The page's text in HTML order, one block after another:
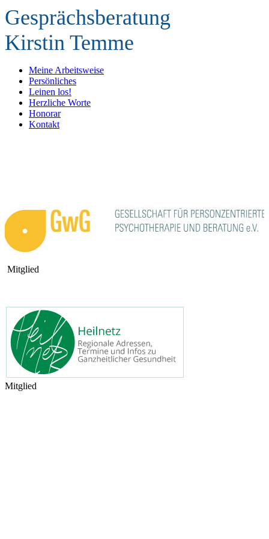
Gesprächsberatung
Kirstin Temme
Meine Arbeitsweise
Persönliches
Leinen los!
Herzliche Worte
Honorar
Kontakt
Mitglied
Mitglied